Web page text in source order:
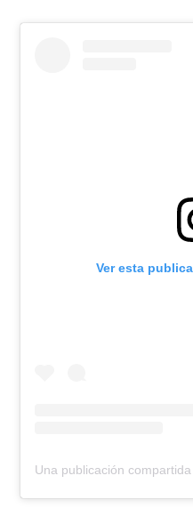
Ver esta